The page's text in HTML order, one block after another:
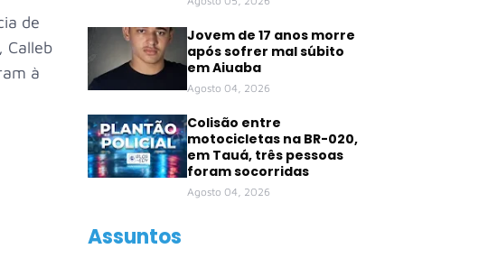
de
Calleb
à
Jovem de 17 anos morre
após sofrer mal súbito
em Aiuaba
Agosto 04, 2026
Colisão entre
motocicletas na BR-020,
em Tauá, três pessoas
foram socorridas
Agosto 04, 2026
Assuntos